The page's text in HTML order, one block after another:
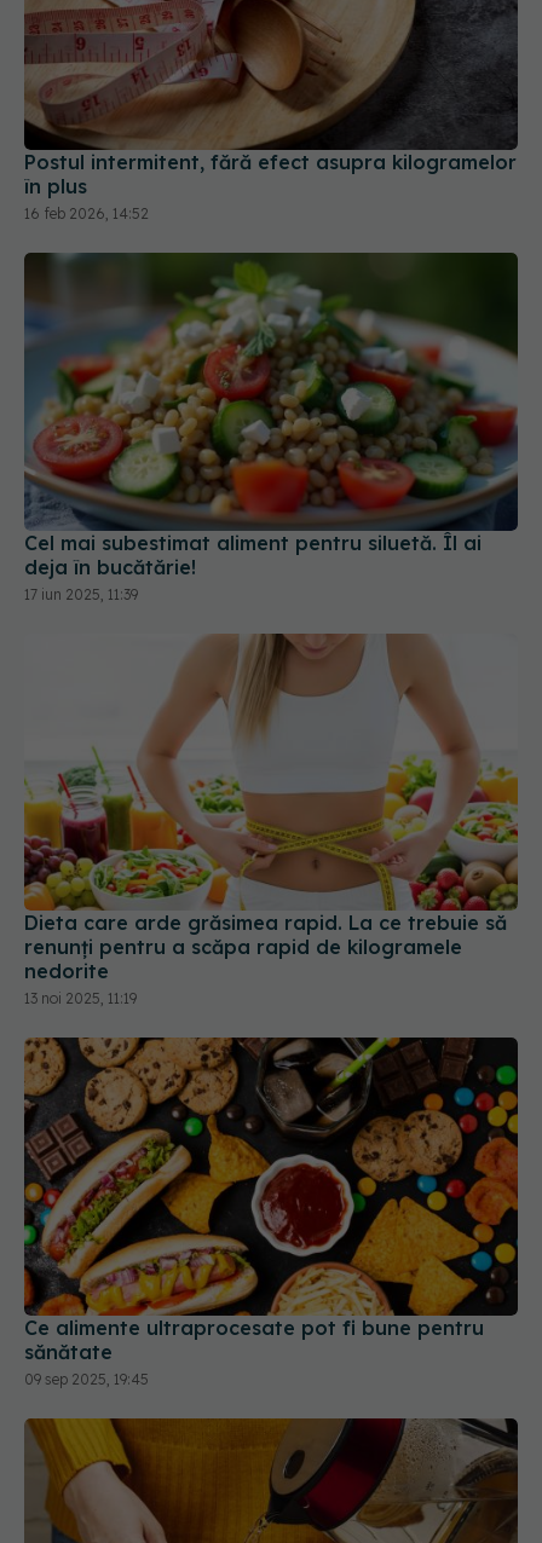
Postul intermitent, fără efect asupra kilogramelor
în plus
16 feb 2026, 14:52
Cel mai subestimat aliment pentru siluetă. Îl ai
deja în bucătărie!
17 iun 2025, 11:39
Dieta care arde grăsimea rapid. La ce trebuie să
renunți pentru a scăpa rapid de kilogramele
nedorite
13 noi 2025, 11:19
Ce alimente ultraprocesate pot fi bune pentru
sănătate
09 sep 2025, 19:45